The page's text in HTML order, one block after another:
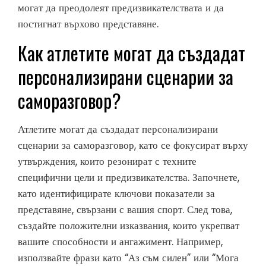
могат да преодолеят предизвикателствата и да
постигнат върхово представяне.
Как атлетите могат да създадат
персонализирани сценарии за
саморазговор?
Атлетите могат да създадат персонализирани
сценарии за саморазговор, като се фокусират върху
утвърждения, които резонират с техните
специфични цели и предизвикателства. Започнете,
като идентифицирате ключови показатели за
представяне, свързани с вашия спорт. След това,
създайте положителни изказвания, които укрепват
вашите способности и ангажимент. Например,
използвайте фрази като “Аз съм силен” или “Мога